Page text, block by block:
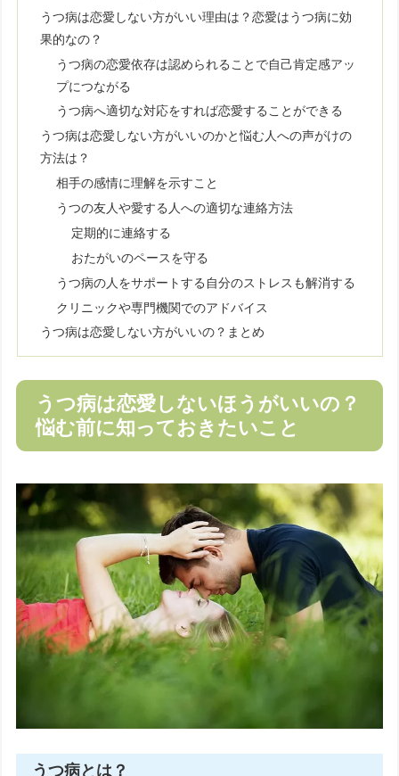
うつ病は恋愛しない方がいい理由は？恋愛はうつ病に効
果的なの？
うつ病の恋愛依存は認められることで自己肯定感アッ
プにつながる
うつ病へ適切な対応をすれば恋愛することができる
うつ病は恋愛しない方がいいのかと悩む人への声がけの
方法は？
相手の感情に理解を示すこと
うつの友人や愛する人への適切な連絡方法
定期的に連絡する
おたがいのペースを守る
うつ病の人をサポートする自分のストレスも解消する
クリニックや専門機関でのアドバイス
うつ病は恋愛しない方がいいの？まとめ
うつ病は恋愛しないほうがいいの？
悩む前に知っておきたいこと
うつ病とは？